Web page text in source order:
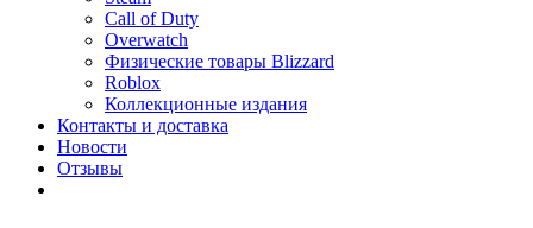
Call of Duty
Overwatch
Физические товары Blizzard
Roblox
Коллекционные издания
Контакты и доставка
Новости
Отзывы